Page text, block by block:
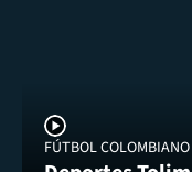
FÚTBOL COLOMBIANO